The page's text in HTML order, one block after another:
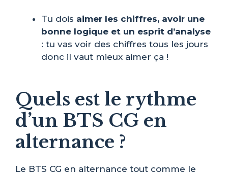
Tu dois aimer les chiffres, avoir une
bonne logique et un esprit d’analyse
: tu vas voir des chiffres tous les jours
donc il vaut mieux aimer ça !
Quels est le rythme
d’un BTS CG en
alternance ?
Le BTS CG en alternance tout comme le